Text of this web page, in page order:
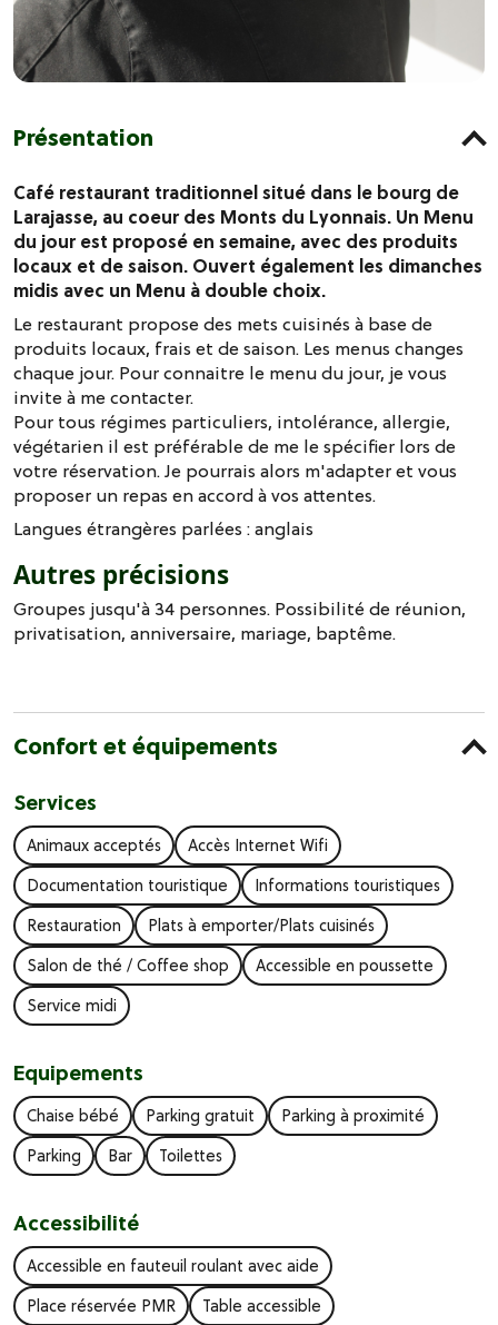
Présentation
Café restaurant traditionnel situé dans le bourg de
Larajasse, au coeur des Monts du Lyonnais. Un Menu
du jour est proposé en semaine, avec des produits
locaux et de saison. Ouvert également les dimanches
midis avec un Menu à double choix.
Le restaurant propose des mets cuisinés à base de
produits locaux, frais et de saison. Les menus changes
chaque jour. Pour connaitre le menu du jour, je vous
invite à me contacter.
Pour tous régimes particuliers, intolérance, allergie,
végétarien il est préférable de me le spécifier lors de
votre réservation. Je pourrais alors m'adapter et vous
proposer un repas en accord à vos attentes.
Langues étrangères parlées :anglais
Autres précisions
Groupes jusqu'à 34 personnes. Possibilité de réunion,
privatisation, anniversaire, mariage, baptême.
Confort et équipements
Services
Animaux acceptés
Accès Internet Wifi
Documentation touristique
Informations touristiques
Restauration
Plats à emporter/Plats cuisinés
Salon de thé / Coffee shop
Accessible en poussette
Service midi
Equipements
Chaise bébé Parking gratuit
Parking à proximité
Parking
Bar Toilettes
Accessibilité
Accessible en fauteuil roulant avec aide
Place réservée PMR
Table accessible